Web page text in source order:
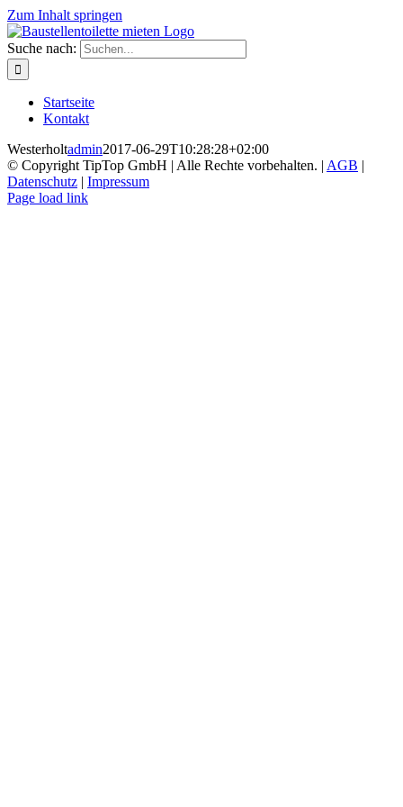
Zum Inhalt springen
Suche nach:
Startseite
Kontakt
Westerholtadmin2017-06-29T10:28:28+02:00
© Copyright TipTop GmbH | Alle Rechte vorbehalten. | AGB |
Datenschutz | Impressum
Page load link